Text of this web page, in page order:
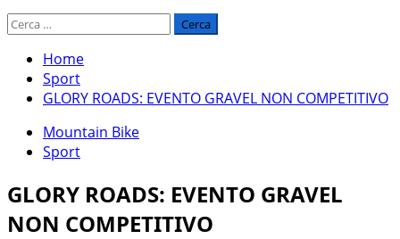
Ricerca
Home
Sport
GLORY ROADS: EVENTO GRAVEL NON COMPETITIVO
Mountain Bike
Sport
GLORY ROADS: EVENTO GRAVEL
NON COMPETITIVO